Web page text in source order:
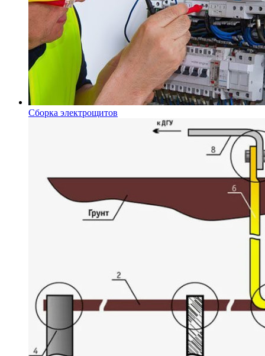
Сборка электрощитов